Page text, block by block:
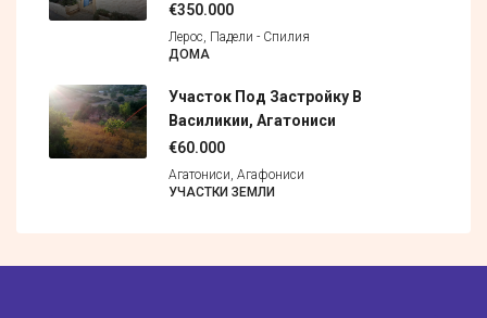
€350.000
Лерос, Падели - Спилия
ДОМА
Участок Под Застройку В
Василикии, Агатониси
€60.000
Агатониси, Агафониси
УЧАСТКИ ЗЕМЛИ